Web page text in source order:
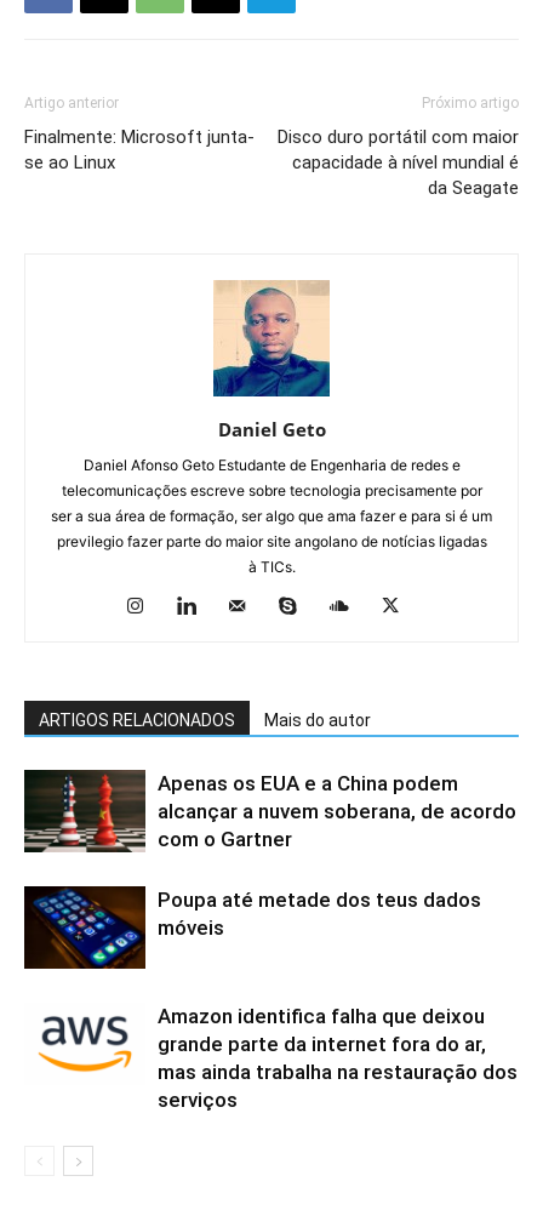
Artigo anterior
Finalmente: Microsoft junta-
se ao Linux
Próximo artigo
Disco duro portátil com maior
capacidade à nível mundial é
da Seagate
Daniel Geto
Daniel Afonso Geto Estudante de Engenharia de redes e
telecomunicações escreve sobre tecnologia precisamente por
ser a sua área de formação, ser algo que ama fazer e para si é um
previlegio fazer parte do maior site angolano de notícias ligadas
à TICs.
ARTIGOS RELACIONADOS Mais do autor
Apenas os EUA e a China podem
alcançar a nuvem soberana, de acordo
com o Gartner
Poupa até metade dos teus dados
móveis
Amazon identifica falha que deixou
grande parte da internet fora do ar,
mas ainda trabalha na restauração dos
serviços